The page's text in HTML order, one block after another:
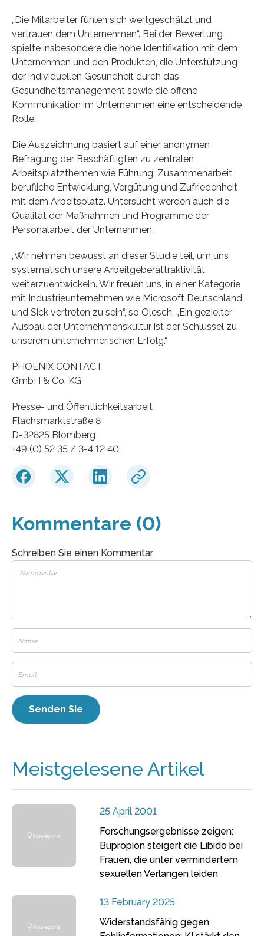
„Die Mitarbeiter fühlen sich wertgeschätzt und
vertrauen dem Unternehmen“. Bei der Bewertung
spielte insbesondere die hohe Identifikation mit dem
Unternehmen und den Produkten, die Unterstützung
der individuellen Gesundheit durch das
Gesundheitsmanagement sowie die offene
Kommunikation im Unternehmen eine entscheidende
Rolle.
Die Auszeichnung basiert auf einer anonymen
Befragung der Beschäftigten zu zentralen
Arbeitsplatzthemen wie Führung, Zusammenarbeit,
berufliche Entwicklung, Vergütung und Zufriedenheit
mit dem Arbeitsplatz. Untersucht werden auch die
Qualität der Maßnahmen und Programme der
Personalarbeit der Unternehmen.
„Wir nehmen bewusst an dieser Studie teil, um uns
systematisch unsere Arbeitgeberattraktivität
weiterzuentwickeln. Wir freuen uns, in einer Kategorie
mit Industrieunternehmen wie Microsoft Deutschland
und Sick vertreten zu sein“, so Olesch. „Ein gezielter
Ausbau der Unternehmenskultur ist der Schlüssel zu
unserem unternehmerischen Erfolg.“
PHOENIX CONTACT
GmbH & Co. KG
Presse- und Öffentlichkeitsarbeit
Flachsmarktstraße 8
D-32825 Blomberg
+49 (0) 52 35 / 3-4 12 40
Kommentare (0)
Schreiben Sie einen Kommentar
Meistgelesene Artikel
25 April 2001
Forschungsergebnisse zeigen:
Bupropion steigert die Libido bei
Frauen, die unter vermindertem
sexuellen Verlangen leiden
13 February 2025
Widerstandsfähig gegen